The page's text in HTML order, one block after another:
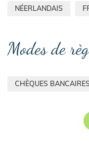
NÉERLANDAIS
Modes de
CHÈQUES